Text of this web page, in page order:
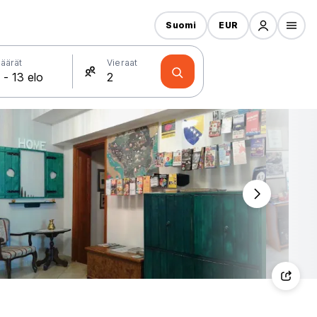
Vieraat
Suomi EUR